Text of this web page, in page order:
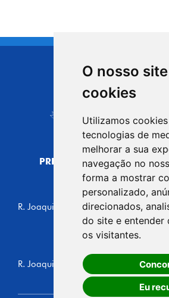
O nosso
cookies
Utilizamos
tecnologias de
melhorar a sua
navegação no
forma a mostrar
personalizado,
direcionados,
do site e entender
os visitantes.
Eu
CIDADE DE
PREFEITURA MUNICIPAL DE
CNPJ: 44.892.693/
CENTRO
R. Joaquim das Neves, 211 - Vila
CEP: 06310-030,
Telefone: 4164-
GABINETE DO
R. Joaquim das Neves, 205 - Vila
CEP: 06310-030,